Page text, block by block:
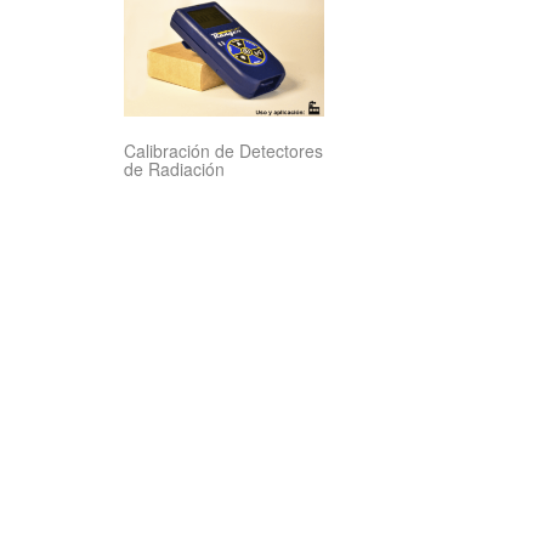
Calibración de Detectores
de Radiación